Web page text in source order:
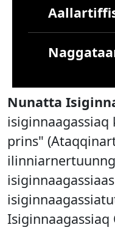
Nunatta
prins"